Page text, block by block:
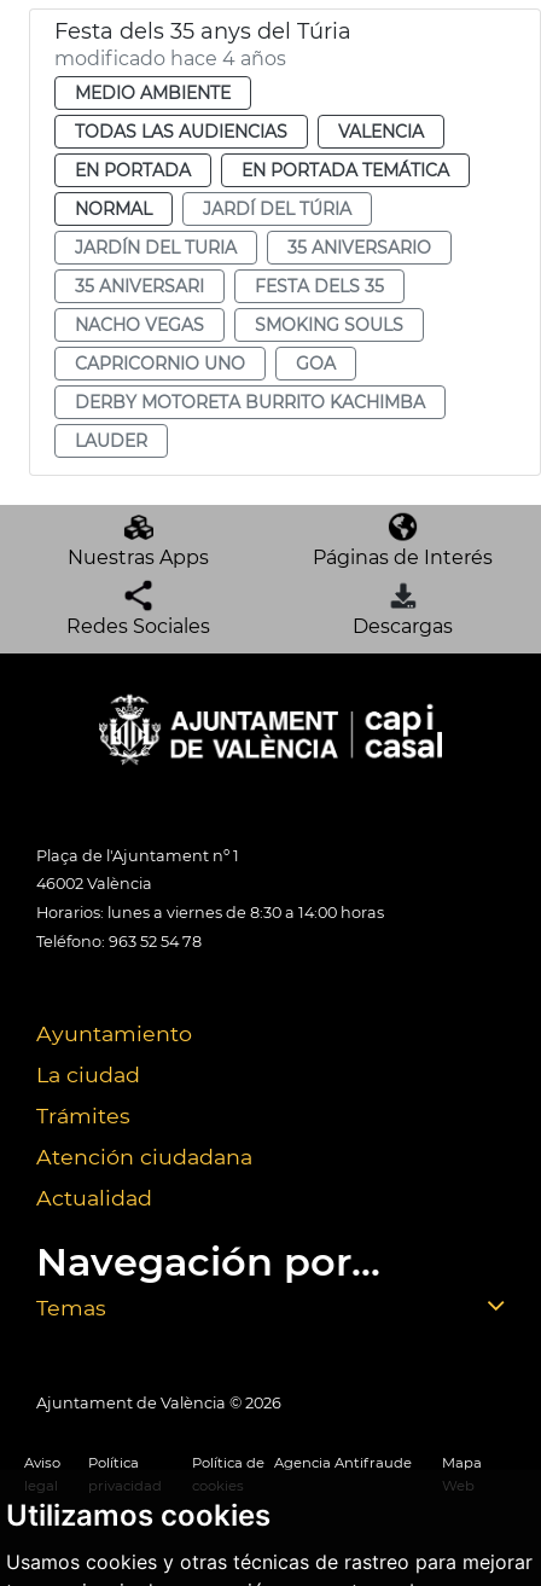
Utilizamos cookies
Usamos cookies y otras técnicas de rastreo para mejorar
Festa dels 35 anys del Túria
modificado hace 4 años
MEDIO AMBIENTE
TODAS LAS AUDIENCIAS
VALENCIA
EN PORTADA
EN PORTADA TEMÁTICA
NORMAL
JARDÍ DEL TÚRIA
JARDÍN DEL TURIA
35 ANIVERSARIO
35 ANIVERSARI
FESTA DELS 35
NACHO VEGAS
SMOKING SOULS
CAPRICORNIO UNO
GOA
DERBY MOTORETA BURRITO KACHIMBA
LAUDER
Nuestras Apps Páginas de Interés
Redes Sociales Descargas
Plaça de l'Ajuntament nº 1
46002 València
Horarios: lunes a viernes de 8:30 a 14:00 horas
Teléfono: 963 52 54 78
Ayuntamiento
La ciudad
Trámites
Atención ciudadana
Actualidad
Navegación por...
Temas
Ajuntament de València © 2026
Aviso
legal
Política
privacidad
Política de
cookies
Agencia Antifraude
Mapa
Web